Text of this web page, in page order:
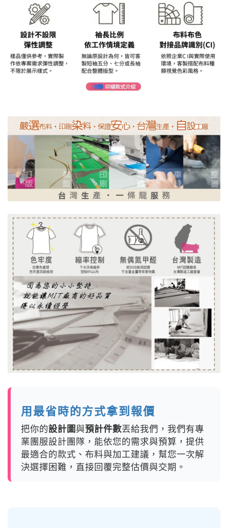
用最省時的方式拿到報價
把你的設計圖與預計件數丟給我們，我們有專
業團服設計團隊，能依您的需求與預算，提供
最適合的款式、布料與加工建議，幫您一次解
決選擇困難，直接回覆完整估價與交期。